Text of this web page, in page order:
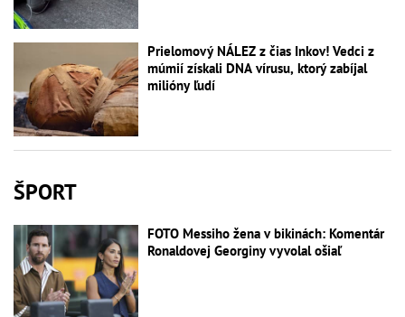
Prielomový NÁLEZ z čias Inkov! Vedci z
múmií získali DNA vírusu, ktorý zabíjal
milióny ľudí
ŠPORT
FOTO Messiho žena v bikinách: Komentár
Ronaldovej Georginy vyvolal ošiaľ